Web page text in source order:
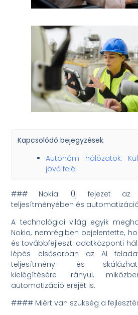
Kapcsolódó bejegyzések
Autonóm hálózatok:
jövő felé!
### Nokia: Új fejezet az
teljesítményében és
A technológiai világ egyik
Nokia, nemrégiben bejelentette,
és továbbfejleszti adatközponti
lépés elsősorban az AI
teljesítmény- és
kielégítésére irányul,
automatizáció erejét is.
#### Miért van szükség a